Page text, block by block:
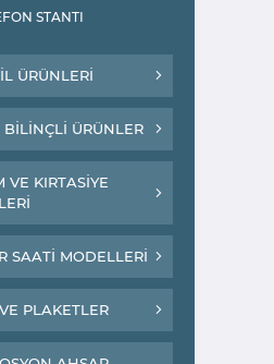
STANTI
ÜRÜNLERİ
BİLİNÇLİ ÜRÜNLER
VE KIRTASİYE
SAATİ MODELLERİ
PLAKETLER